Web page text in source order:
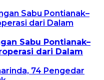
Sabu Pontianak–
dari Dalam